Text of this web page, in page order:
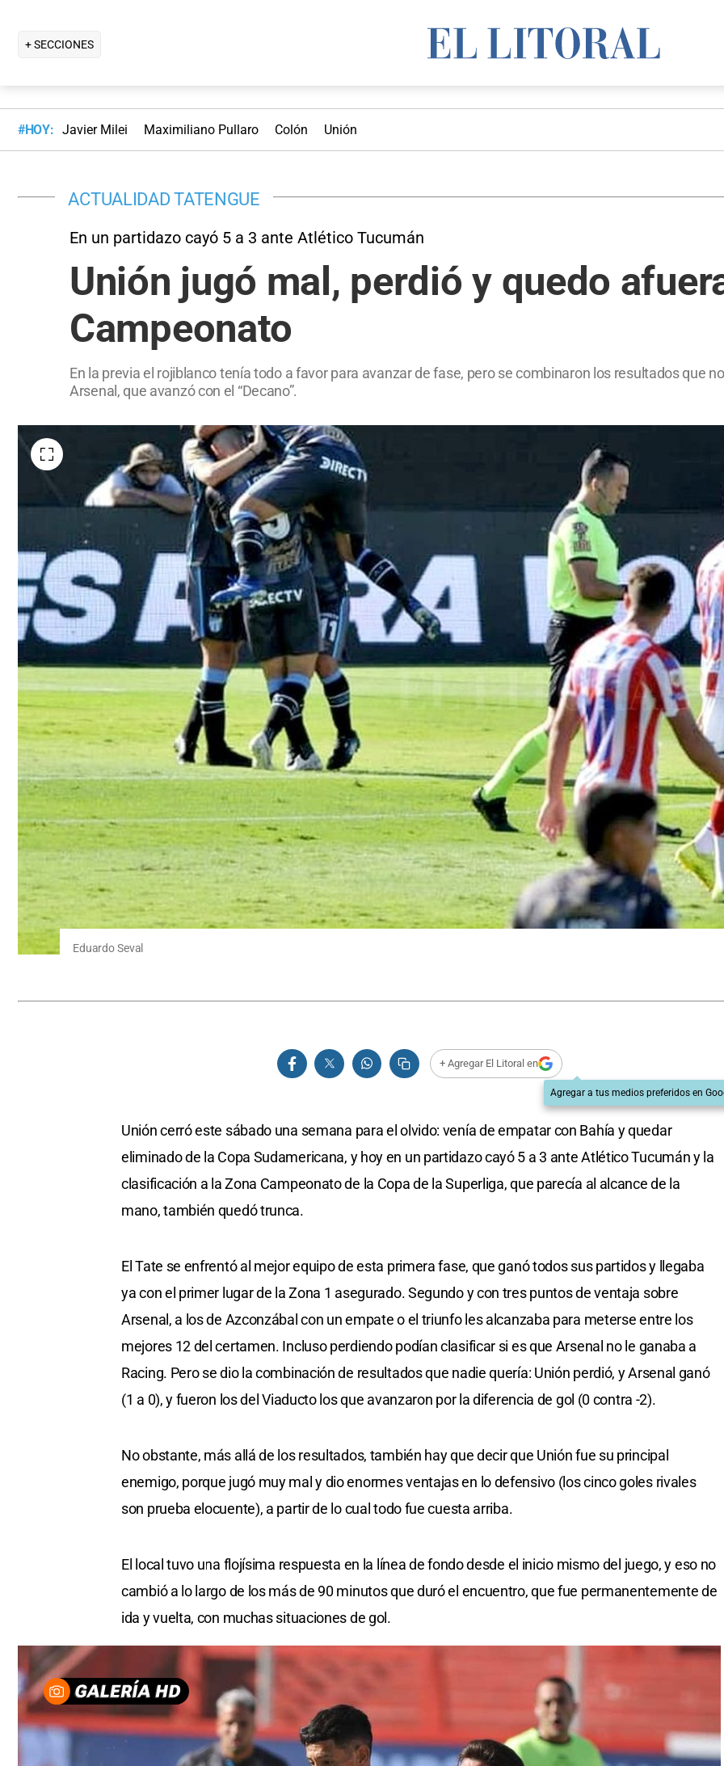
+ SECCIONES
#HOY: Javier Milei Maximiliano Pullaro Colón Unión
ACTUALIDAD TATENGUE
En un partidazo cayó 5 a 3 ante Atlético Tucumán
Unión jugó mal, perdió y quedo
Campeonato
En la previa el rojiblanco tenía todo a favor para avanzar de fase, pero se combinaron los resultados que
Arsenal, que avanzó con el “Decano”.
Eduardo Seval
+ Agregar El Litoral en
Agregar a tus medios preferidos en
Unión cerró este sábado una semana para el olvido: venía de empatar con Bahía y quedar
eliminado de la Copa Sudamericana, y hoy en un partidazo cayó 5 a 3 ante Atlético Tucumán y la
clasificación a la Zona Campeonato de la Copa de la Superliga, que parecía al alcance de la
mano, también quedó trunca.
El Tate se enfrentó al mejor equipo de esta primera fase, que ganó todos sus partidos y llegaba
ya con el primer lugar de la Zona 1 asegurado. Segundo y con tres puntos de ventaja sobre
Arsenal, a los de Azconzábal con un empate o el triunfo les alcanzaba para meterse entre los
mejores 12 del certamen. Incluso perdiendo podían clasificar si es que Arsenal no le ganaba a
Racing. Pero se dio la combinación de resultados que nadie quería: Unión perdió, y Arsenal ganó
(1 a 0), y fueron los del Viaducto los que avanzaron por la diferencia de gol (0 contra -2).
No obstante, más allá de los resultados, también hay que decir que Unión fue su principal
enemigo, porque jugó muy mal y dio enormes ventajas en lo defensivo (los cinco goles rivales
son prueba elocuente), a partir de lo cual todo fue cuesta arriba.
El local tuvo una flojísima respuesta en la línea de fondo desde el inicio mismo del juego, y eso no
cambió a lo largo de los más de 90 minutos que duró el encuentro, que fue permanentemente de
ida y vuelta, con muchas situaciones de gol.